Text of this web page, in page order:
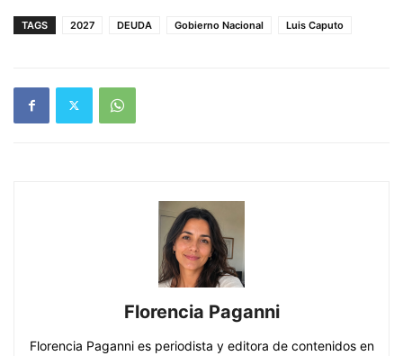
TAGS 2027 DEUDA Gobierno Nacional Luis Caputo
Florencia Paganni
Florencia Paganni es periodista y editora de contenidos en